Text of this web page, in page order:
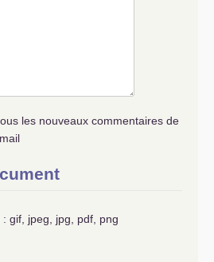
les nouveaux commentaires de
gif, jpeg, jpg, pdf, png